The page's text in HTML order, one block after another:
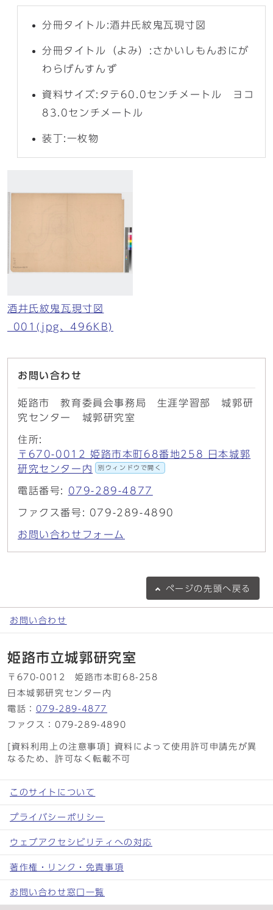
分冊タイトル:酒井氏紋鬼瓦現寸図
分冊タイトル（よみ）:さかいしもんおにが
わらげんすんず
資料サイズ:タテ60.0センチメートル ヨコ
83.0センチメートル
装丁:一枚物
酒井氏紋鬼瓦現寸図
_001(jpg、496KB)
お問い合わせ
姫路市 教育委員会事務局 生涯学習部 城郭研
究センター 城郭研究室
住所:
〒670-0012 姫路市本町68番地258 日本城郭
研究センター内
別ウィンドウで開く
電話番号: 079-289-4877
ファクス番号: 079-289-4890
お問い合わせフォーム
ページの 先頭へ戻る
お問い合わせ
姫路市立城郭研究室
〒670-0012 姫路市本町68-258
日本城郭研究センター内
電話： 079-289-4877
ファクス：079-289-4890
[資料利用上の注意事項] 資料によって使用許可申請先が異
なるため、許可なく転載不可
このサイトについて
プライバシーポリシー
ウェブアクセシビリティへの対応
著作権・リンク・免責事項
お問い合わせ窓口一覧